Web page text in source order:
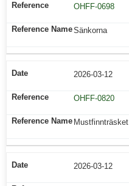
OHFF-0698
Sänkorna
2026-03-12
OHFF-0820
Mustfinnträsket
2026-03-12